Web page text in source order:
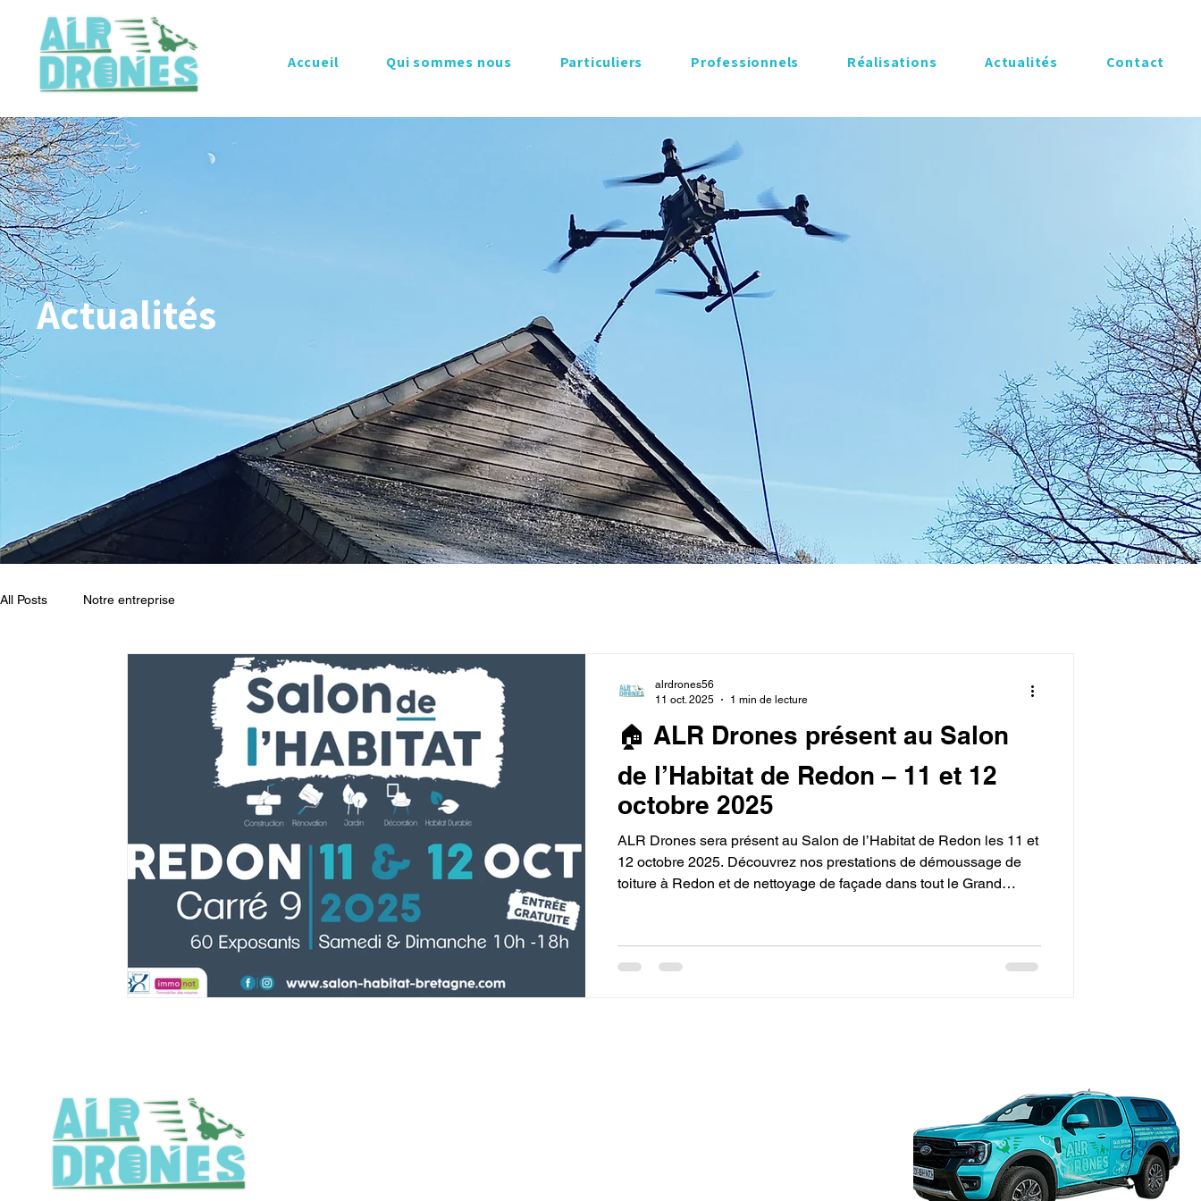
Accueil Qui sommes nous Particuliers Professionnels Réalisations ​Actualités Contact
Actualités
All Posts Notre entreprise
🏠 ALR Drones présent au Salon
de l’Habitat de Redon – 11 et 12
octobre 2025
ALR Drones sera présent au Salon de l’Habitat de Redon les 11 et
12 octobre 2025. Découvrez nos prestations de démoussage de
toiture à Redon et de nettoyage de façade dans tout le Grand
alrdrones56
11 oct. 2025
1 min de lecture